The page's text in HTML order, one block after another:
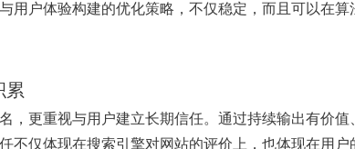
用户体验构建的优化策略，不仅稳定，而且可以在
累
，更重视与用户建立长期信任。通过持续输出有价
不仅体现在搜索引擎对网站的评价上，也体现在用